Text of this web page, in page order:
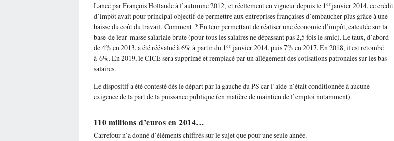
Lancé par François Hollande à l’automne 2012, et réellement en vigueur depuis le 1erjanvier 2014, ce crédit
d’impôt avait pour principal objectif de permettre aux entreprises françaises d’embaucher plus grâce à une
baisse du coût du travail. Comment ? En leur permettant de réaliser une économie d’impôt, calculée sur la
base de leur masse salariale brute (pour tous les salaires ne dépassant pas 2,5 fois le smic). Le taux, d’abord
de 4% en 2013, a été réévalué à 6% à partir du 1erjanvier 2014, puis 7% en 2017. En 2018, il est retombé
à 6%. En 2019, le CICE sera supprimé et remplacé par un allégement des cotisations patronales sur les bas
salaires.
Le dispositif a été contesté dès le départ par la gauche du PS car l’aide n’était conditionnée à aucune
exigence de la part de la puissance publique (en matière de maintien de l’emploi notamment).
110 millions d’euros en 2014…
Carrefour n’a donné d’éléments chiffrés sur le sujet que pour une seule année.